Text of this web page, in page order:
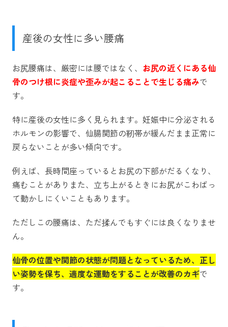
産後の女性に多い腰痛
お尻腰痛は、厳密には腰ではなく、 お尻の近くにある仙
骨のつけ根に炎症や歪みが起こることで生じる痛みで
す。
特に産後の女性に多く見られます。妊娠中に分泌される
ホルモンの影響で、仙腸関節の靭帯が緩んだまま正常に
戻らないことが多い傾向です。
例えば、長時間座っているとお尻の下部がだるくなり、
痛むことがありまた、立ち上がるときにお尻がこわばっ
て動かしにくいこともあります。
ただしこの腰痛は、ただ揉んでもすぐには良くなりませ
ん。
仙骨の位置や関節の状態が問題となっているため、正し
い姿勢を保ち、適度な運動をすることが改善のカギで
す。